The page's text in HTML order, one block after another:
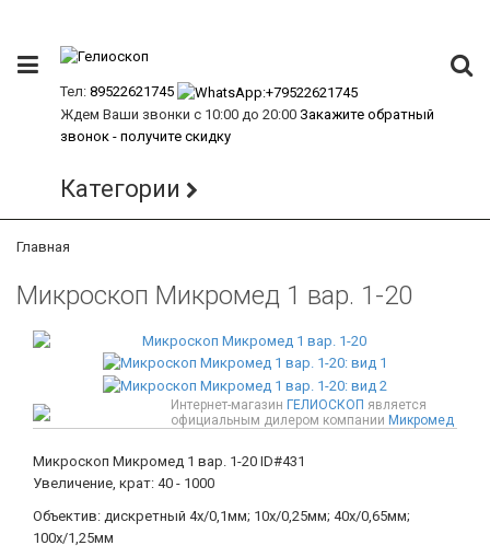
Тел: 89522621745
Ждем Ваши звонки с 10:00 до 20:00 Закажите обратный
звонок - получите скидку
Категории
Главная
Микроскоп Микромед 1 вар. 1-20
Интернет-магазин ГЕЛИОСКОП является
официальным дилером компании Микромед
Микроскоп Микромед 1 вар. 1-20 ID#431
Увеличение, крат: 40 - 1000
Объектив: дискретный 4x/0,1мм; 10x/0,25мм; 40x/0,65мм;
100x/1,25мм